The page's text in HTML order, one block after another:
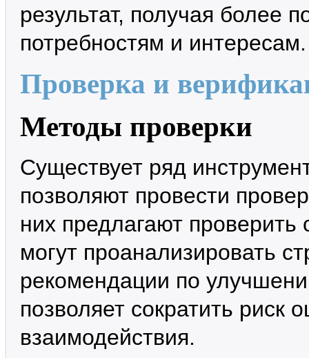
результат, получая более
потребностям и интересам.
Проверка и
Методы проверки
Существует ряд
позволяют провести
них предлагают проверить
могут проанализировать
рекомендации по
позволяет сократить риск
взаимодействия.